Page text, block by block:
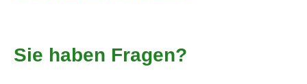
Sie haben Fragen?